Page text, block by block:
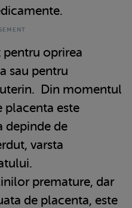
oprirea
sau pentru
Din momentul
placenta este
depinde de
varsta
premature, dar
de placenta, este